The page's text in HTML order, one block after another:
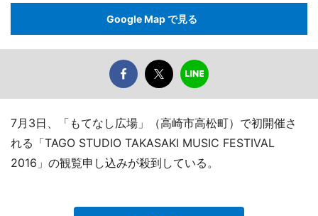
Google Map で見る
7月3日、「もてなし広場」（高崎市高松町）で初開催さ
れる「TAGO STUDIO TAKASAKI MUSIC FESTIVAL
2016」の観覧申し込みが殺到している。